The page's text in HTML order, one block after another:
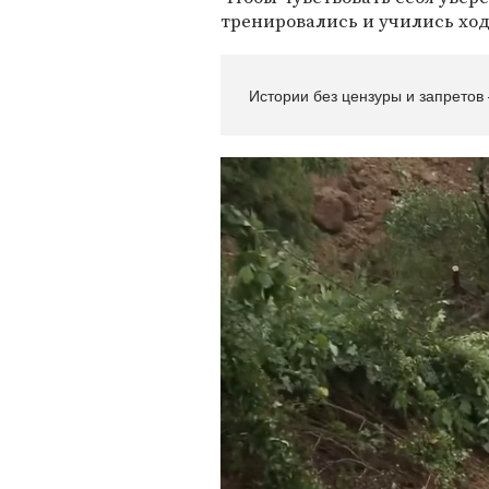
тренировались и учились
Истории без цензуры и